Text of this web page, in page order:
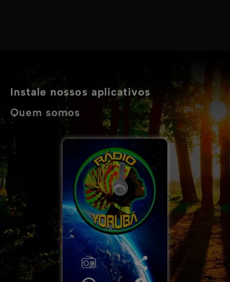
Instale nossos aplicativos
Quem somos